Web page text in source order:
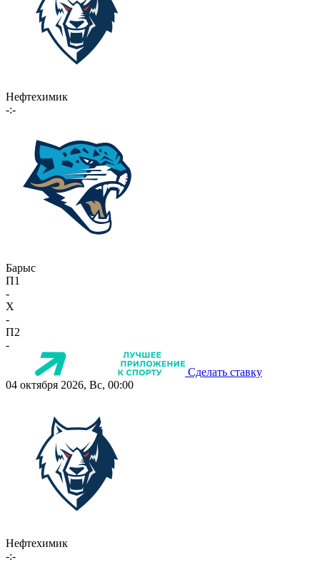
Нефтехимик
-:-
Барыс
П1
-
X
-
П2
-
Сделать ставку
04 октября 2026, Вс, 00:00
Нефтехимик
-:-